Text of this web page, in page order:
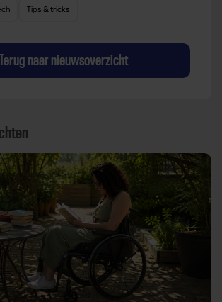
Tips & tricks
Terug naar nieuwsoverzicht